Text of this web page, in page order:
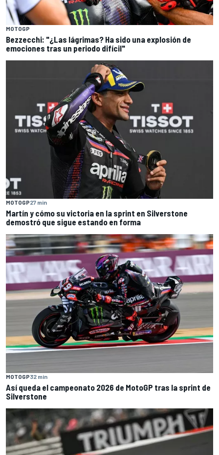
MOTOGP
Bezzecchi: "¿Las lágrimas? Ha sido una explosión de
emociones tras un periodo difícil"
MOTOGP27 min
Martín y cómo su victoria en la sprint en Silverstone
demostró que sigue estando en forma
MOTOGP32 min
Así queda el campeonato 2026 de MotoGP tras la sprint de
Silverstone